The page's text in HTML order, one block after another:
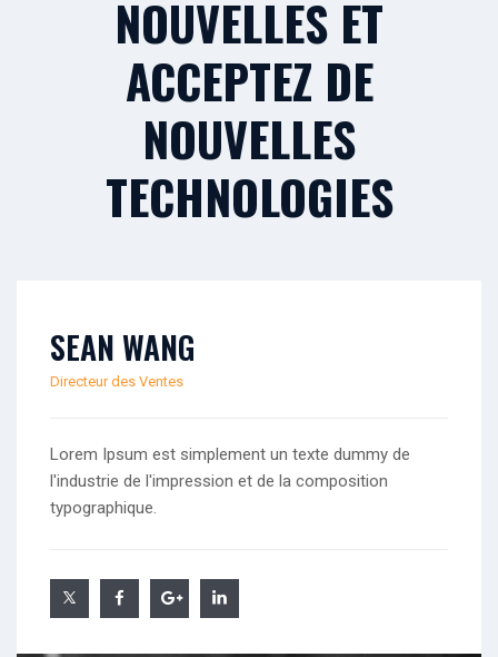
NOUVELLES ET
ACCEPTEZ DE
NOUVELLES
TECHNOLOGIES
SEAN WANG
Directeur des Ventes
Lorem Ipsum est simplement un texte dummy de
l'industrie de l'impression et de la composition
typographique.